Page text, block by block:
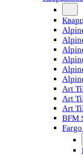
Art
Art
Art
BFM